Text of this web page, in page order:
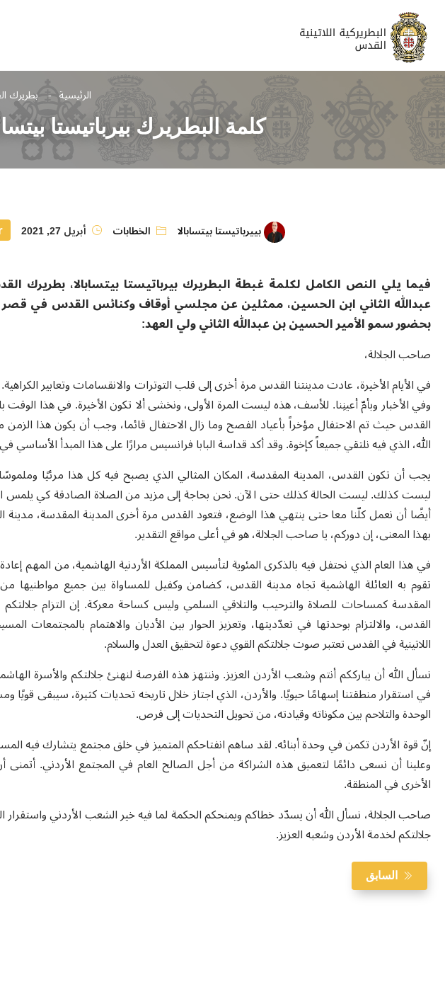
الرئيسية بطريرك
كلمة البطريرك بيرباتيستا
بييرباتيستا بيتسابالا الخطابات أبريل 27, 2021
فيما يلي النص الكامل لكلمة غبطة البطريرك بيرباتيستا بيتسابالا، بطريرك
بحضور سمو الأمير الحسين بن عبدالله الثاني ولي العهد:
صاحب الجلالة،
في الأيام الأخيرة، عادت مدينتنا القدس مرة أخرى إلى قلب التوترات والانقسامات وتعابير
وفي الأخبار وبأمّ أعينِنا. للأسف، هذه ليست المرة الأولى، ونخشى ألا تكون الأخيرة. في هذا
القدس حيث تم الاحتفال مؤخراً بأعياد الفصح وما زال الاحتفال قائما، وجب أن يكون هذا الزمن
الله، الذي فيه نلتقي جميعاً كإخوة. وقد أكد قداسة البابا فرانسيس مرارًا على هذا المبدأ الأساسي
يجب أن تكون القدس، المدينة المقدسة، المكان المثالي الذي يصبح فيه كل هذا مرئيًا
ليست كذلك. ليست الحالة كذلك حتى الآن. نحن بحاجة إلى مزيد من الصلاة الصادقة كي يلمس
أيضًا أن نعمل كلّنا معا حتى ينتهي هذا الوضع، فتعود القدس مرة أخرى المدينة المقدسة، مدينة
بهذا المعنى، إن دوركم، يا صاحب الجلالة، هو في أعلى مواقع التقدير.
في هذا العام الذي نحتفل فيه بالذكرى المئوية لتأسيس المملكة الأردنية الهاشمية، من المهم
تقوم به العائلة الهاشمية تجاه مدينة القدس، كضامن وكفيل للمساواة بين جميع مواطنيها
المقدسة كمساحات للصلاة والترحيب والتلاقي السلمي وليس كساحة معركة. إن التزام
القدس، والالتزام بوحدتها في تعدّديتها، وتعزيز الحوار بين الأديان والاهتمام بالمجتمعات
اللاتينية في القدس تعتبر صوت جلالتكم القوي دعوة لتحقيق العدل والسلام.
نسأل الله أن يبارككم أنتم وشعب الأردن العزيز. وننتهز هذه الفرصة لنهنئ جلالتكم والأسرة
في استقرار منطقتنا إسهامًا حيويًا. والأردن، الذي اجتاز خلال تاريخه تحديات كثيرة، سيبقى
الوحدة والتلاحم بين مكوناته وقيادته، من تحويل التحديات إلى فرص.
إنّ قوة الأردن تكمن في وحدة أبنائه. لقد ساهم انفتاحكم المتميز في خلق مجتمع يتشارك فيه
وعلينا أن نسعى دائمًا لتعميق هذه الشراكة من أجل الصالح العام في المجتمع الأردني. أتمنى
الأخرى في المنطقة.
صاحب الجلالة، نسأل الله أن يسدّد خطاكم ويمنحكم الحكمة لما فيه خير الشعب الأردني واستقرار
جلالتكم لخدمة الأردن وشعبه العزيز.
السابق